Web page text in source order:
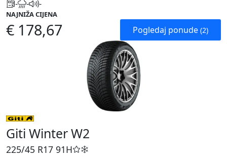
- - -
NAJNIŽA CIJENA
€ 178,67 Pogledaj ponude (2)
Giti Winter W2
225/45 R17 91H